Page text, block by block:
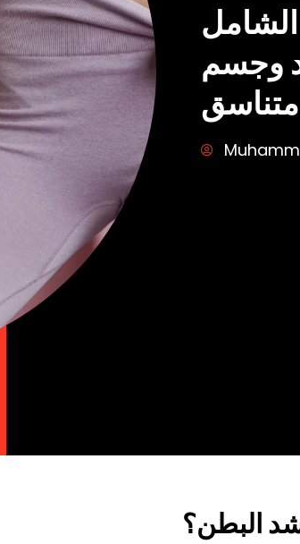
وجسم
متناسق
البطن؟